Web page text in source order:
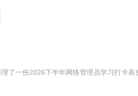
了一份2026下半年网络管理员学习打卡表